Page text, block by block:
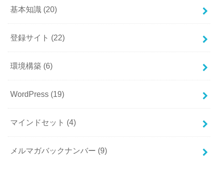
基本知識 (20)
登録サイト (22)
環境構築 (6)
WordPress (19)
マインドセット (4)
メルマガバックナンバー (9)